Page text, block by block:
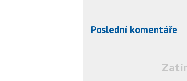
Poslední komentáře